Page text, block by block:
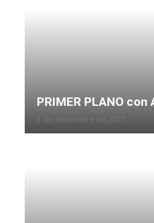
PRIMER PLANO con